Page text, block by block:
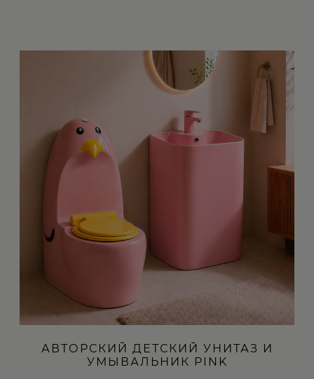
АВТОРСКИЙ ДЕТСКИЙ УНИТАЗ И
УМЫВАЛЬНИК PINK